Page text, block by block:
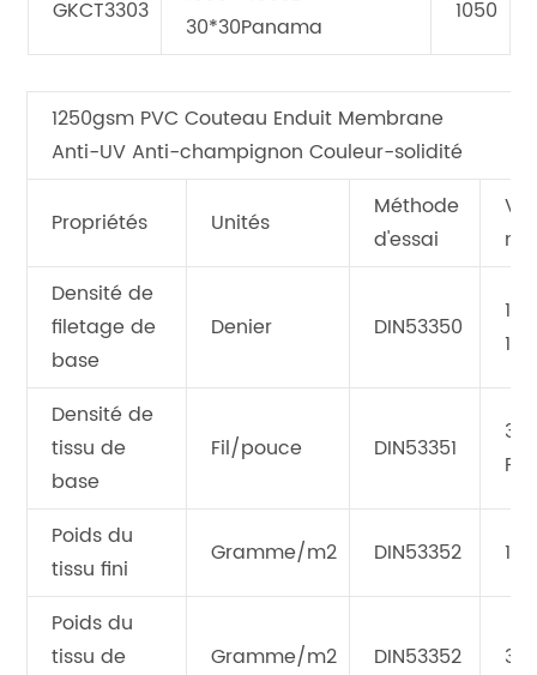
GKCT3303
30*30Panama
1050
1250gsm PVC Couteau Enduit Membrane
Anti-UV Anti-champignon Couleur-solidité
Propriétés Unités
Méthode
d'essai
Densité de
filetage de
base
Denier DIN53350
Densité de
tissu de
base
Fil/pouce DIN53351
Poids du
tissu fini
Gramme/m2 DIN53352
Poids du
tissu de
Gramme/m2 DIN53352